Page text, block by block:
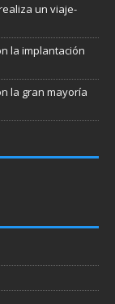
un viaje-
la implantación
la gran mayoría